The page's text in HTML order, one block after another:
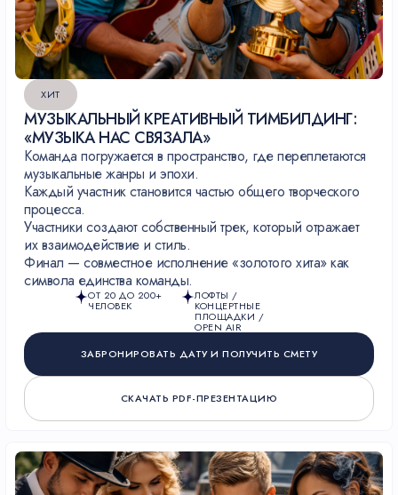
ХИТ
МУЗЫКАЛЬНЫЙ КРЕАТИВНЫЙ ТИМБИЛДИНГ:
«МУЗЫКА НАС СВЯЗАЛА»
Команда погружается в пространство, где переплетаются
музыкальные жанры и эпохи.
Каждый участник становится частью общего творческого
процесса.
Участники создают собственный трек, который отражает
их взаимодействие и стиль.
Финал — совместное исполнение «золотого хита» как
символа единства команды.
ОТ 20 ДО 200+
ЧЕЛОВЕК
ЛОФТЫ /
КОНЦЕРТНЫЕ
ПЛОЩАДКИ /
OPEN AIR
ЗАБРОНИРОВАТЬ ДАТУ И ПОЛУЧИТЬ СМЕТУ
СКАЧАТЬ PDF-ПРЕЗЕНТАЦИЮ
Всего 2 минуты на заполнение анкеты сэкономят часы
согласований.
— Мы сразу оценим масштаб проекта и ресурсы.
— Учтем все нюансы вашей площадки или офиса.
— Адаптируем программу под потребности именно
вашей команды.
— Вы получите детальное КП и проект договора
ОТ ИДЕИ ДО
РЕАЛИЗАЦИИ —
ОДИН БРИФ